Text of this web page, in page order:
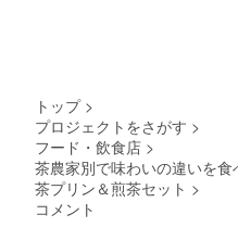
トップ >
プロジェクトをさがす >
フード・飲食店 >
茶農家別で味わいの違いを
茶プリン＆煎茶セット >
コメント